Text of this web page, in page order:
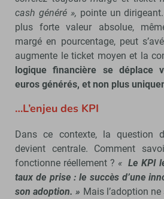
cash généré », pointe un
plus forte valeur absolue,
margé en pourcentage, peut
augmente le ticket moyen et la
logique financière se déplace
euros générés, et non plus
…L’enjeu des KPI
Dans ce contexte, la question
devient centrale. Comment
fonctionne réellement ? « Le KPI
taux de prise : le succès d’une
son adoption. » Mais l’adoption